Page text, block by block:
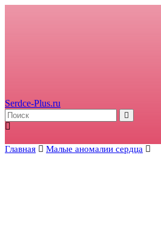
Serdce-Plus.ru
Главная Малые аномалии сердца